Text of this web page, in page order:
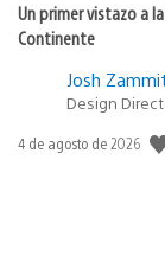
Un primer vistazo a
Continente
Josh
Design
Fecha
4 de agosto de 2026